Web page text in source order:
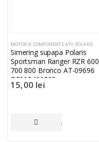
MOTOR SI COMPONENTE ATV POLARIS
Simering supapa Polaris
Sportsman Ranger RZR 600
700 800 Bronco AT-09696
OEM 5411895
15,00 lei
ADAUGĂ ÎN COȘ
Oferta Speciala - Set Portbagaje Textile ATV Bronco – Față + Spate
0 din 5
590,00lei
Original price
470,00 lei.